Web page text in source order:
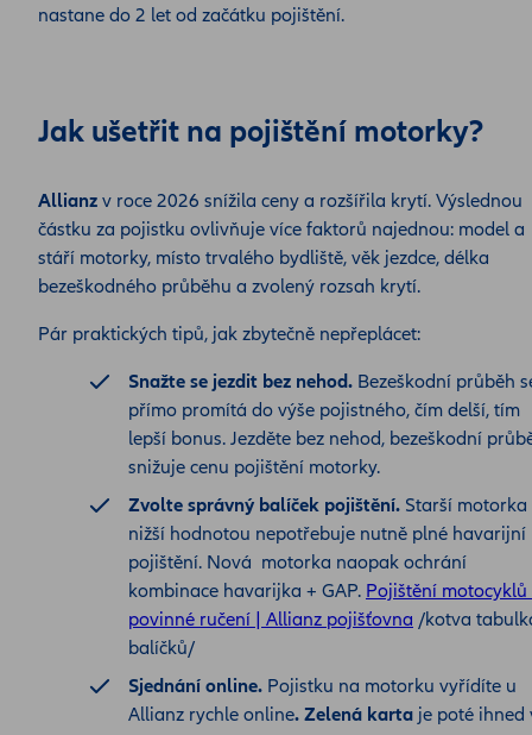
nastane do 2 let od začátku pojištění.
Jak ušetřit na pojištění motorky?
Allianz v roce 2026 snížila ceny a rozšířila krytí. Výslednou
částku za pojistku ovlivňuje více faktorů najednou: model a
stáří motorky, místo trvalého bydliště, věk jezdce, délka
bezeškodného průběhu a zvolený rozsah krytí.
Pár praktických tipů, jak zbytečně nepřeplácet:
Snažte se jezdit bez nehod. Bezeškodní průběh
přímo promítá do výše pojistného, čím delší, tím
lepší bonus. Jezděte bez nehod, bezeškodní
snižuje cenu pojištění motorky.
Zvolte správný balíček pojištění. Starší motorka
nižší hodnotou nepotřebuje nutně plné havarijní
pojištění. Nová motorka naopak ochrání
kombinace havarijka + GAP. Pojištění motocyklů
povinné ručení | Allianz pojišťovna /kotva
balíčků/
Sjednání online. Pojistku na motorku vyřídíte u
Allianz rychle online. Zelená karta je poté ihned